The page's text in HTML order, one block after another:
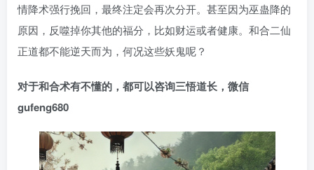
情降术强行挽回，最终注定会再次分开。甚至因为巫蛊降的
原因，反噬掉你其他的福分，比如财运或者健康。和合二仙
正道都不能逆天而为，何况这些妖鬼呢？
对于和合术有不懂的，都可以咨询三悟道长，微信
gufeng680